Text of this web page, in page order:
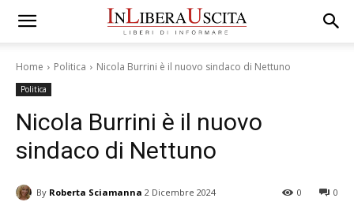
Home Politica Nicola Burrini è il nuovo sindaco di Nettuno
Politica
Nicola Burrini è il nuovo
sindaco di Nettuno
By Roberta Sciamanna 2 Dicembre 2024 0
0